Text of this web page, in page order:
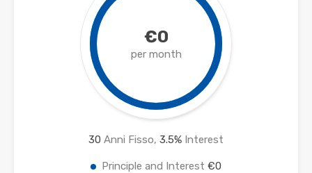
€0
per month
30 Anni Fisso, 3.5% Interest
Principle and Interest €0